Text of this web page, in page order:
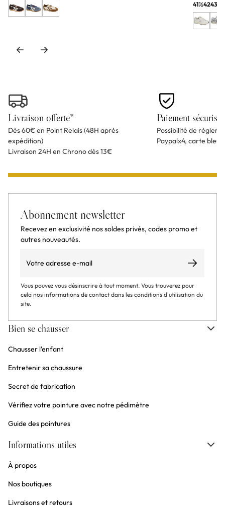
41½4243
Livraison offerte*
Dès 60€ en Point Relais (48H après
expédition)
Livraison 24H en Chrono dès 13€
Paiement sécurisé
Possibilité de
Paypalx4, carte
Abonnement newsletter
Recevez en exclusivité nos soldes privés, codes promo et
autres nouveautés.
S’abonner
Vous pouvez vous désinscrire à tout moment. Vous trouverez pour
cela nos informations de contact dans les conditions d'utilisation du
site.
Bien se chausser
Chausser l'enfant
Entretenir sa chaussure
Secret de fabrication
Vérifiez votre pointure avec notre pédimètre
Guide des pointures
Informations utiles
À propos
Nos boutiques
Livraisons et retours